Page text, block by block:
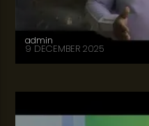
admin
9 DECEMBER 2025